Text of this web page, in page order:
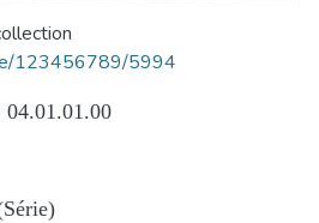
123456789/5994
04.01.01.00